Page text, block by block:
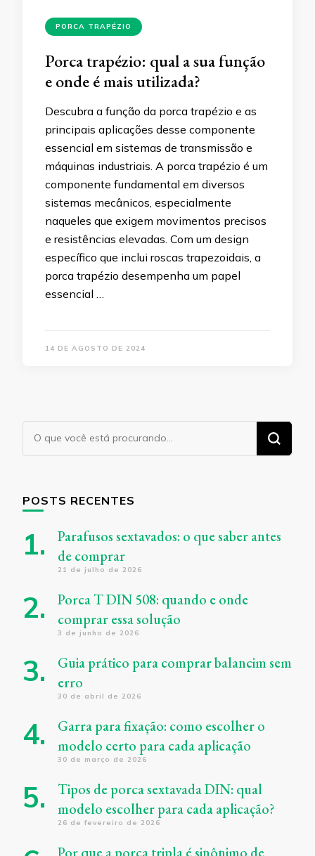
PORCA TRAPÉZIO
Porca trapézio: qual a sua função
e onde é mais utilizada?
Descubra a função da porca trapézio e as
principais aplicações desse componente
essencial em sistemas de transmissão e
máquinas industriais. A porca trapézio é um
componente fundamental em diversos
sistemas mecânicos, especialmente
naqueles que exigem movimentos precisos
e resistências elevadas. Com um design
específico que inclui roscas trapezoidais, a
porca trapézio desempenha um papel
essencial …
14 DE AGOSTO DE 2024
Procurando
algo?
POSTS RECENTES
Parafusos sextavados: o que saber antes
de comprar
21 de julho de 2026
Porca T DIN 508: quando e onde
comprar essa solução
3 de junho de 2026
Guia prático para comprar balancim sem
erro
30 de abril de 2026
Garra para fixação: como escolher o
modelo certo para cada aplicação
30 de março de 2026
Tipos de porca sextavada DIN: qual
modelo escolher para cada aplicação?
26 de fevereiro de 2026